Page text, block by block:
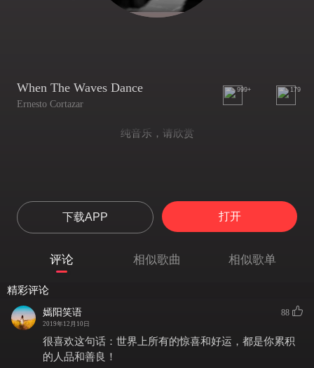
When The Waves Dance
Ernesto Cortazar
999+ 179
纯音乐，请欣赏
下载APP 打开
评论 相似歌曲 相似歌单
精彩评论
嫣阳笑语
2019年12月10日
88
很喜欢这句话：世界上所有的惊喜和好运，都是你累积
的人品和善良！